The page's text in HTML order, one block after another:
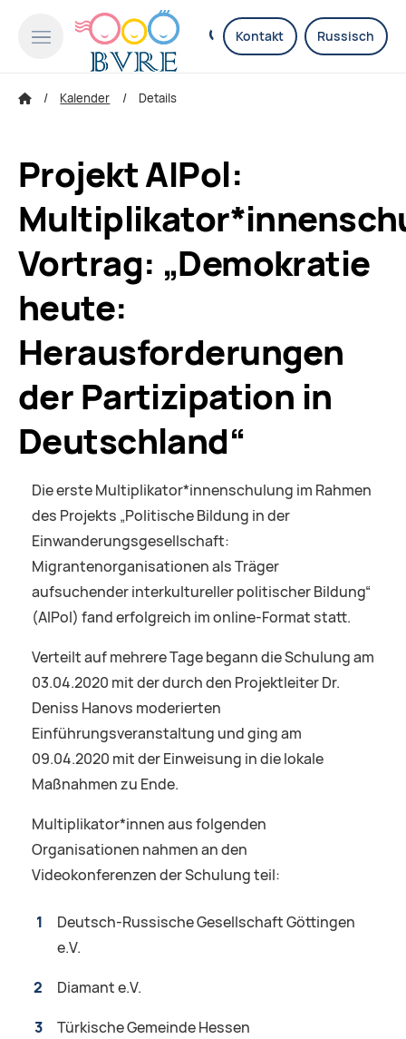
Kontakt Russisch
Kalender Details
Projekt AIPol:
Vortrag: „Demokratie
heute:
Herausforderungen
der Partizipation in
Deutschland“
Die erste Multiplikator*innenschulung im Rahmen
des Projekts „Politische Bildung in der
Einwanderungsgesellschaft:
Migrantenorganisationen als Träger
aufsuchender interkultureller politischer Bildung“
(AIPol) fand erfolgreich im online-Format statt.
Verteilt auf mehrere Tage begann die Schulung am
03.04.2020 mit der durch den Projektleiter Dr.
Deniss Hanovs moderierten
Einführungsveranstaltung und ging am
09.04.2020 mit der Einweisung in die lokale
Maßnahmen zu Ende.
Multiplikator*innen aus folgenden
Organisationen nahmen an den
Videokonferenzen der Schulung teil:
Deutsch-Russische Gesellschaft Göttingen
e.V.
Diamant e.V.
Türkische Gemeinde Hessen